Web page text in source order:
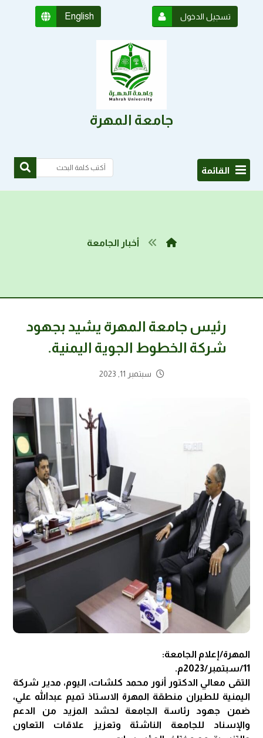
English تسجيل الدخول
جامعة المهرة
القائمة
أخبار الجامعة
رئيس جامعة المهرة يشيد بجهود
شركة الخطوط الجوية اليمنية.
سبتمبر 11, 2023
المهرة/إعلام الجامعة:
11/سبتمبر/2023م.
التقى معالي الدكتور أنور محمد كلشات، اليوم، مدير شركة
اليمنية للطيران منطقة المهرة الاستاذ تميم عبدالله علي،
ضمن جهود رئاسة الجامعة لحشد المزيد من الدعم
والإسناد للجامعة الناشئة وتعزيز علاقات التعاون